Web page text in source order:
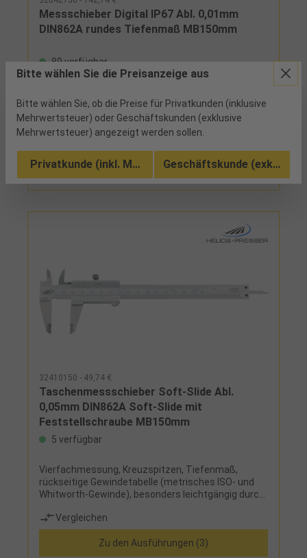
Messschieber Digital IP67 Abl. 0,01mm
DIN862A rundes Tiefenmaß MB150mm
89 verfügbar
FeststellschraubeLieferumfang:Messschieber,
Knopfzelle CR2032 und Etui
Vergleichen
Zu den Ausführungen (3)
32410150 - 49,74 €
Taschenmessschieber Soft-Slide Abl.
0,05mm DIN862A Soft-Slide mit
Feststellschraube MB150mm
5 verfügbar
Vierfachmessung, Kreuzspitzen, Tiefenmaß,
rückseitige Gewindetabelle (metrisches ISO- und
Whitworth-Gewinde), besonders leichtgängig durch
mattverchromt,
FeststellschraubeLieferumfang:Messschieber und
Vergleichen
Zu den Ausführungen (3)
Bitte wählen Sie die Preisanzeige aus
Bitte wählen Sie, ob die Preise für Privatkunden (inklusive
Mehrwertsteuer) oder Geschäftskunden (exklusive
Mehrwertsteuer) angezeigt werden sollen.
Privatkunde (inkl. MwSt.) Geschäftskunde (exkl.